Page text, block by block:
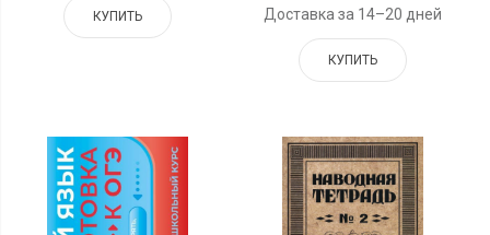
КУПИТЬ Доставка за 14–20 дней
КУПИТЬ